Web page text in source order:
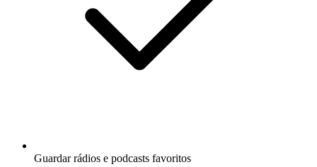
Guardar rádios e podcasts favoritos